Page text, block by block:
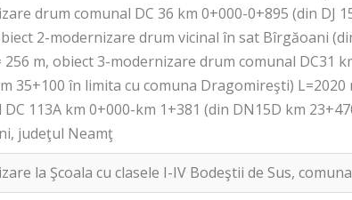
drum comunal DC 36 km 0+000-0+895 (din DJ
2-modernizare drum vicinal în sat Bîrgăoani
256 m, obiect 3-modernizare drum comunal DC31
35+100 în limita cu comuna Dragomireşti)
113A km 0+000-km 1+381 (din DN15D km
judeţul Neamţ
la Şcoala cu clasele I-IV Bodeştii de Sus,